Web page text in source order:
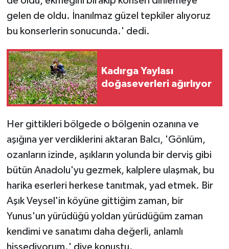
gelen de oldu. İnanılmaz güzel tepkiler alıyoruz
bu konserlerin sonucunda.' dedi.
Kadırga Yaylası
doğaseverleri ağırlıyor
Her gittikleri bölgede o bölgenin ozanına ve
aşığına yer verdiklerini aktaran Balcı, 'Gönlüm,
ozanların izinde, aşıkların yolunda bir derviş gibi
bütün Anadolu'yu gezmek, kalplere ulaşmak, bu
harika eserleri herkese tanıtmak, yad etmek. Bir
Aşık Veysel'in köyüne gittiğim zaman, bir
Yunus'un yürüdüğü yoldan yürüdüğüm zaman
kendimi ve sanatımı daha değerli, anlamlı
hissediyorum.' diye konuştu.